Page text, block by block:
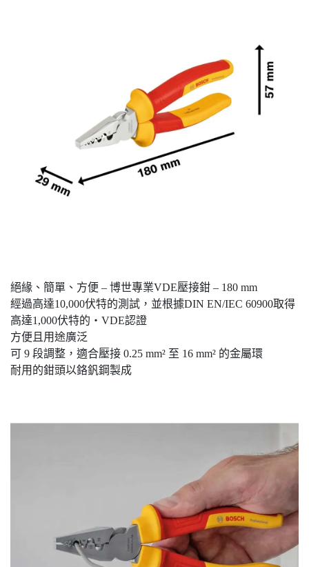
絕緣、簡單、方便 – 博世專業VDE壓接鉗 – 180 mm
經過高達10,000伏特的測試，並根據DIN EN/IEC 60900取得
高達1,000伏特的‧VDE認證
方便且用途廣泛
可 9 段調整，適合壓接 0.25 mm² 至 16 mm² 的金屬環
耐用的鉗頭以鉻釩鋼製成